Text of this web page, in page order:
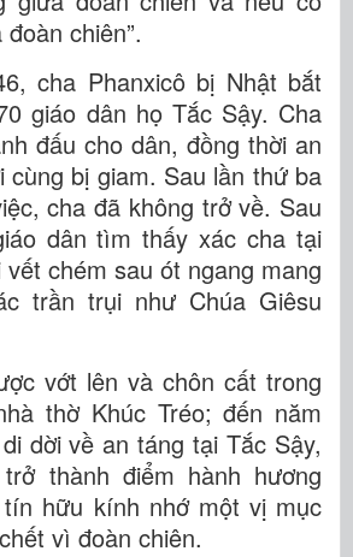
chiên”.
cha Phanxicô bị Nhật bắt
giáo dân họ Tắc Sậy. Cha
đấu cho dân, đồng thời an
cùng bị giam. Sau lần thứ ba
cha đã không trở về. Sau
dân tìm thấy xác cha tại
chém sau ót ngang mang
trần trụi như Chúa Giêsu
vớt lên và chôn cất trong
thờ Khúc Tréo; đến năm
dời về an táng tại Tắc Sậy,
thành điểm hành hương
hữu kính nhớ một vị mục
vì đoàn chiên.